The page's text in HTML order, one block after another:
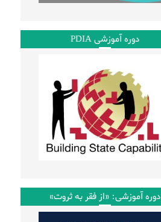
دوره آموزشی PDIA
دوره آموزشی: «از فقر به ثروت»